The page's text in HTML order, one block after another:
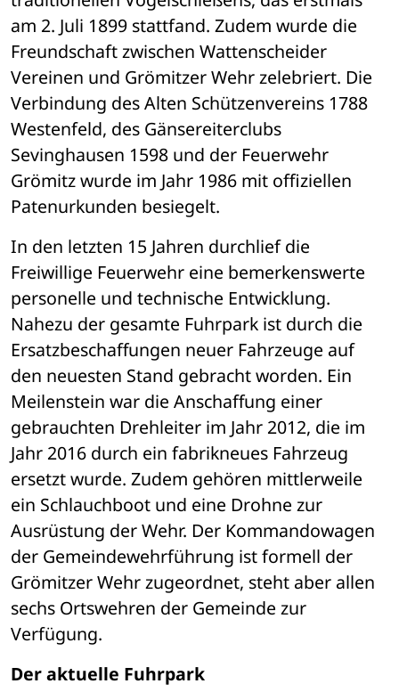
am 2. Juli 1899 stattfand. Zudem wurde die
Freundschaft zwischen Wattenscheider
Vereinen und Grömitzer Wehr zelebriert. Die
Verbindung des Alten Schützenvereins 1788
Westenfeld, des Gänsereiterclubs
Sevinghausen 1598 und der Feuerwehr
Grömitz wurde im Jahr 1986 mit offiziellen
Patenurkunden besiegelt.
In den letzten 15 Jahren durchlief die
Freiwillige Feuerwehr eine bemerkenswerte
personelle und technische Entwicklung.
Nahezu der gesamte Fuhrpark ist durch die
Ersatzbeschaffungen neuer Fahrzeuge auf
den neuesten Stand gebracht worden. Ein
Meilenstein war die Anschaffung einer
gebrauchten Drehleiter im Jahr 2012, die im
Jahr 2016 durch ein fabrikneues Fahrzeug
ersetzt wurde. Zudem gehören mittlerweile
ein Schlauchboot und eine Drohne zur
Ausrüstung der Wehr. Der Kommandowagen
der Gemeindewehrführung ist formell der
Grömitzer Wehr zugeordnet, steht aber allen
sechs Ortswehren der Gemeinde zur
Verfügung.
Der aktuelle Fuhrpark